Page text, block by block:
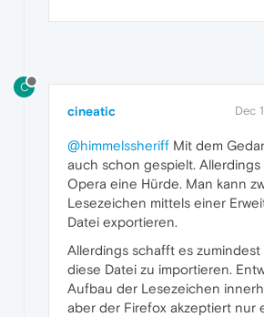
C
cineatic Dec
@himmelssheriff Mit dem
auch schon gespielt.
Opera eine Hürde. Man kann
Lesezeichen mittels einer
Datei exportieren.
Allerdings schafft es
diese Datei zu importieren.
Aufbau der Lesezeichen
aber der Firefox akzeptiert nur